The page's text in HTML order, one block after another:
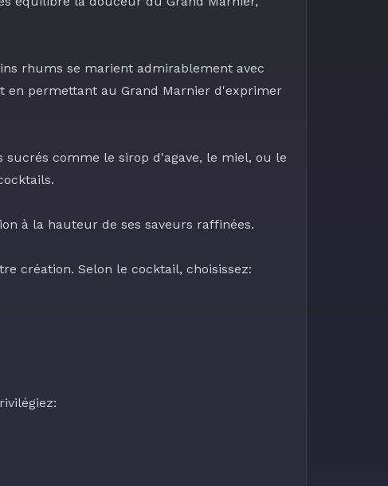
rhums se marient admirablement avec
en permettant au Grand Marnier d'exprimer
sucrés comme le sirop d'agave, le miel, ou le
à la hauteur de ses saveurs raffinées.
création. Selon le cocktail, choisissez: